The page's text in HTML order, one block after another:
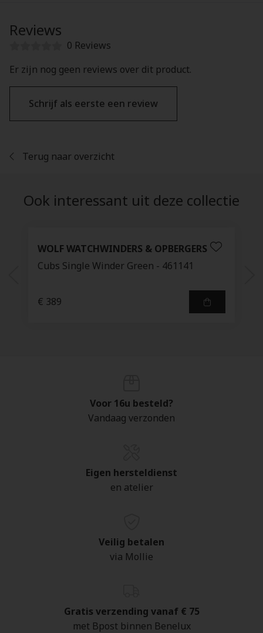
Reviews
0 Reviews
Er zijn nog geen reviews over dit product.
Schrijf als eerste een review
Terug naar overzicht
Ook interessant uit deze collectie
WOLF WATCHWINDERS & OPBERGERS
Cubs Single Winder Green - 461141
€ 389
Voor 16u besteld?
Vandaag verzonden
Eigen hersteldienst
en atelier
Veilig betalen
via Mollie
Gratis verzending vanaf € 75
met Bpost binnen Benelux